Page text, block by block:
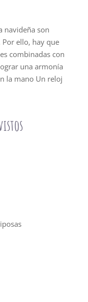
navideña son
ello, hay que
combinadas con
una armonía
la mano Un reloj